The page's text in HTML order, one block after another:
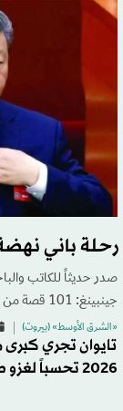
رحلة باني
صدر حديثاً للكاتب
جينبينغ: 101 قصة من الطفولة إلى القيادة العالمية»
«الشرق الأوسط» (بيروت)
تايوان تجري كبرى
2026 تحسباً لغزو صيني